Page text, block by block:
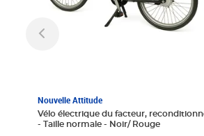
Nouvelle Attitude
Vélo électrique du facteur,
- Taille normale - Noir/ Rouge